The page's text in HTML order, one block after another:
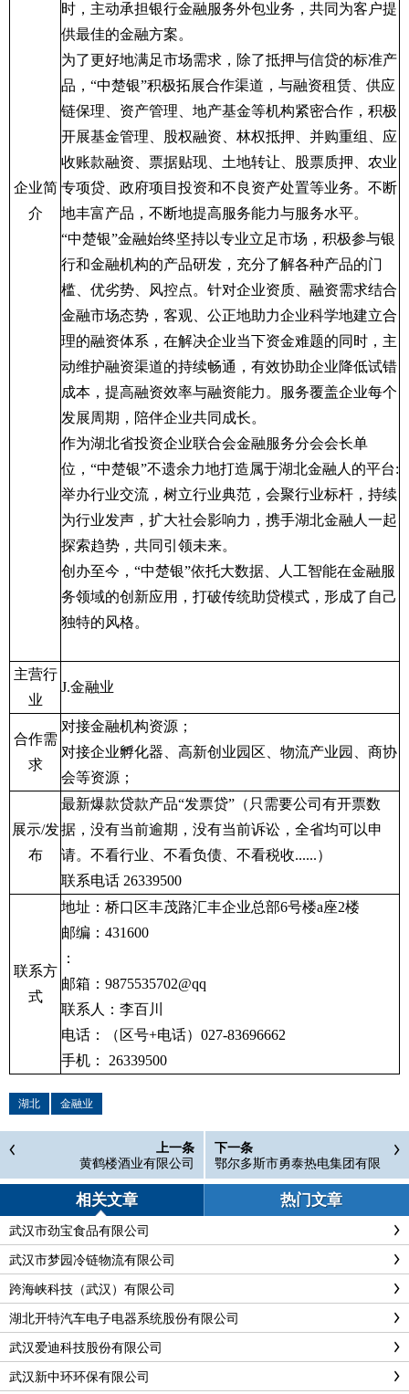
企业简
介
时，主动承担银行金融服务外包业务，共同为客户提
供最佳的金融方案。
为了更好地满足市场需求，除了抵押与信贷的标准产
品，“中楚银”积极拓展合作渠道，与融资租赁、供应
链保理、资产管理、地产基金等机构紧密合作，积极
开展基金管理、股权融资、林权抵押、并购重组、应
收账款融资、票据贴现、土地转让、股票质押、农业
专项贷、政府项目投资和不良资产处置等业务。不断
地丰富产品，不断地提高服务能力与服务水平。
“中楚银”金融始终坚持以专业立足市场，积极参与银
行和金融机构的产品研发，充分了解各种产品的门
槛、优劣势、风控点。针对企业资质、融资需求结合
金融市场态势，客观、公正地助力企业科学地建立合
理的融资体系，在解决企业当下资金难题的同时，主
动维护融资渠道的持续畅通，有效协助企业降低试错
成本，提高融资效率与融资能力。服务覆盖企业每个
发展周期，陪伴企业共同成长。
作为湖北省投资企业联合会金融服务分会会长单
位，“中楚银”不遗余力地打造属于湖北金融人的平台:
举办行业交流，树立行业典范，会聚行业标杆，持续
为行业发声，扩大社会影响力，携手湖北金融人一起
探索趋势，共同引领未来。
创办至今，“中楚银”依托大数据、人工智能在金融服
务领域的创新应用，打破传统助贷模式，形成了自己
独特的风格。
主营行
业
J.金融业
合作需
求
对接金融机构资源；
对接企业孵化器、高新创业园区、物流产业园、商协
会等资源；
展示/发
布
最新爆款贷款产品“发票贷”（只需要公司有开票数
据，没有当前逾期，没有当前诉讼，全省均可以申
请。不看行业、不看负债、不看税收......）
联系电话 26339500
联系方
式
地址：桥口区丰茂路汇丰企业总部6号楼a座2楼
邮编： 431600
：
邮箱： 9875535702@qq
联系人：李百川
电话：（区号+电话） 027-83696662
手机：
26339500
湖北 金融业
上一条
黄鹤楼酒业有限公司
下一条
鄂尔多斯市勇泰热电集团有限
责任公司
相关文章 热门文章
武汉市劲宝食品有限公司
武汉市梦园冷链物流有限公司
跨海峡科技（武汉）有限公司
湖北开特汽车电子电器系统股份有限公司
武汉爱迪科技股份有限公司
武汉新中环环保有限公司